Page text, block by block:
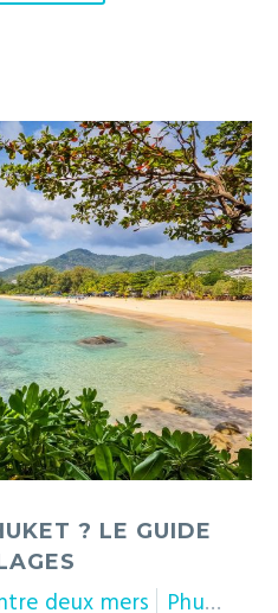
? LE GUIDE
deux mers Phuket